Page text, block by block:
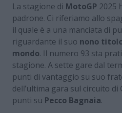
La stagione di MotoGP 2025
padrone. Ci riferiamo allo
il quale è a una manciata di
riguardante il suo nono
mondo. Il numero 93 sta
stagione. A sette gare dal
punti di vantaggio su suo
dell’ultima gara sul circuito di
punti su Pecco Bagnaia.